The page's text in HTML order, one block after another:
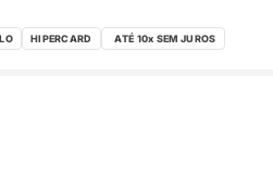
HIPERCARD